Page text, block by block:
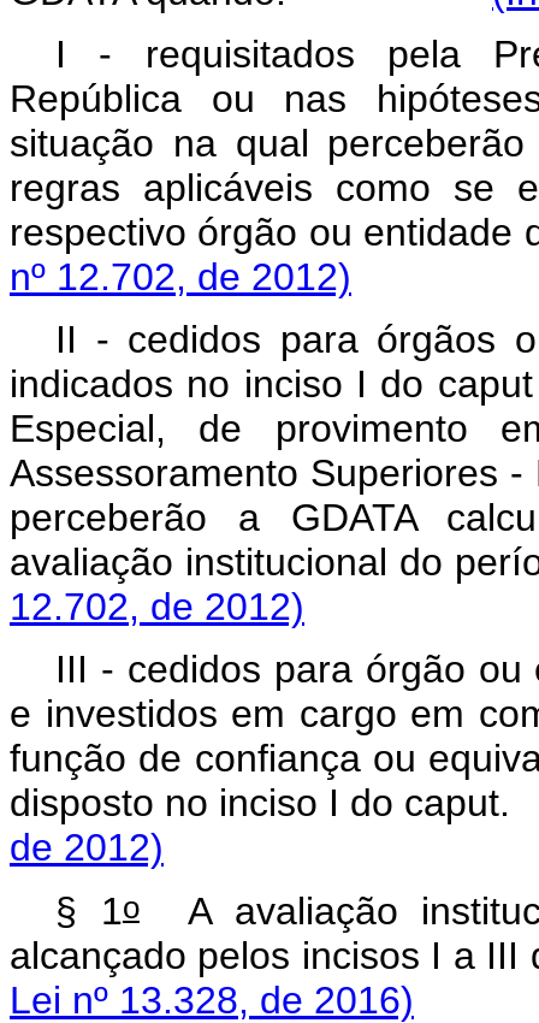
I - requisitados pela
República ou nas
situação na qual
regras aplicáveis como se
respectivo órgão ou
nº 12.702, de 2012)
II - cedidos para órgãos
indicados no inciso I do caput
Especial, de provimento
Assessoramento Superiores
perceberão a GDATA
avaliação institucional
12.702, de 2012)
III - cedidos para órgão
e investidos em cargo em
função de confiança ou
disposto no inciso I do caput
de 2012)
§ 1oA avaliação
alcançado pelos incisos I a III
Lei nº 13.328, de 2016)